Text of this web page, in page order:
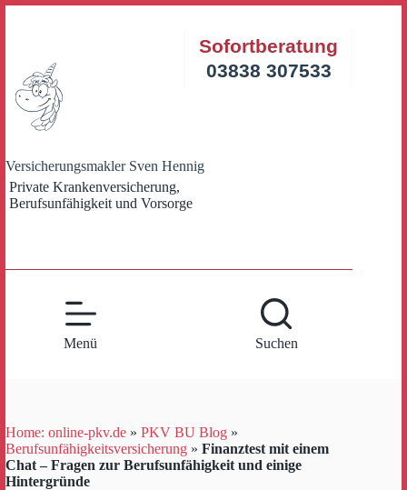
Versicherungsmakler Sven Hennig
Private Krankenversicherung,
Berufsunfähigkeit und Vorsorge
Sofortberatung
03838 307533
Menü Suchen
Home: online-pkv.de » PKV BU Blog »
Berufsunfähigkeitsversicherung » Finanztest mit einem
Chat – Fragen zur Berufsunfähigkeit und einige
Hintergründe